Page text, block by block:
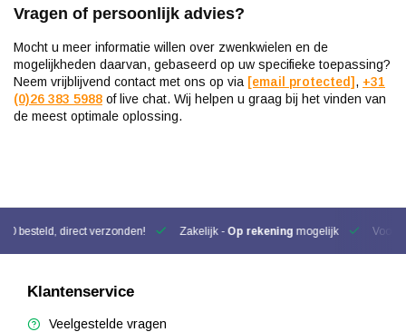
Vragen of persoonlijk advies?
Mocht u meer informatie willen over zwenkwielen en de
mogelijkheden daarvan, gebaseerd op uw specifieke toepassing?
Neem vrijblijvend contact met ons op via [email protected], +31
(0)26 383 5988 of live chat. Wij helpen u graag bij het vinden van
de meest optimale oplossing.
besteld, direct verzonden! Zakelijk - Op rekening mogelijk Voor
Klantenservice
Veelgestelde vragen